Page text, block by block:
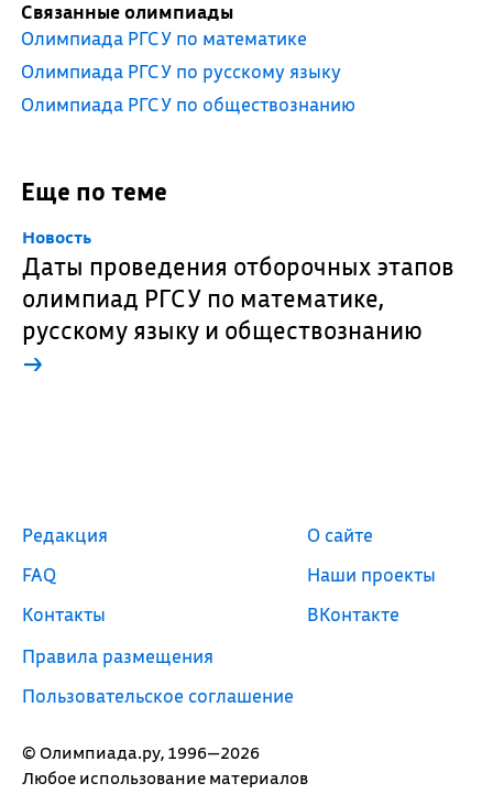
Связанные олимпиады
Олимпиада РГСУ по математике
Олимпиада РГСУ по русскому языку
Олимпиада РГСУ по обществознанию
Еще по теме
Новость
Даты проведения отборочных этапов
олимпиад РГСУ по математике,
русскому языку и обществознанию
→
© Олимпиада.ру, 1996—2026
Любое использование материалов
Редакция
FAQ
Контакты
Правила размещения
Пользовательское соглашение
О сайте
Наши проекты
ВКонтакте